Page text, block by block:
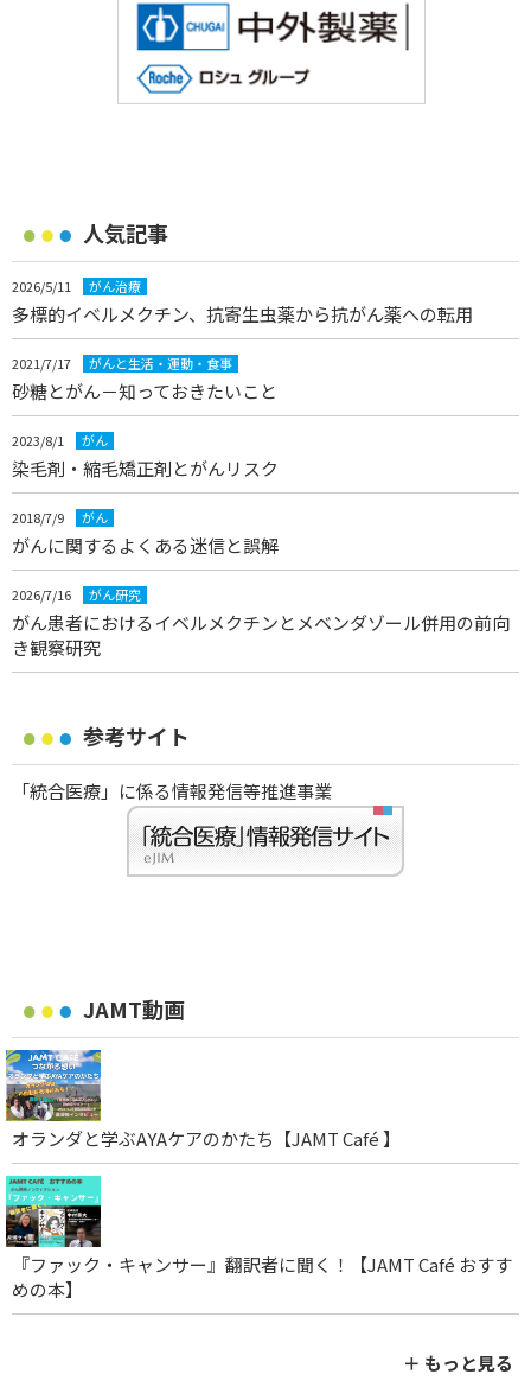
人気記事
2026/5/11 がん治療
多標的イベルメクチン、抗寄生虫薬から抗がん薬への転用
2021/7/17 がんと生活・運動・食事
砂糖とがん－知っておきたいこと
2023/8/1 がん
染毛剤・縮毛矯正剤とがんリスク
2018/7/9 がん
がんに関するよくある迷信と誤解
2026/7/16 がん研究
がん患者におけるイベルメクチンとメベンダゾール併用の前向
き観察研究
参考サイト
「統合医療」に係る情報発信等推進事業
JAMT動画
オランダと学ぶAYAケアのかたち【JAMT Café 】
『ファック・キャンサー』翻訳者に聞く！【JAMT Café おすす
めの本】
＋ もっと見る